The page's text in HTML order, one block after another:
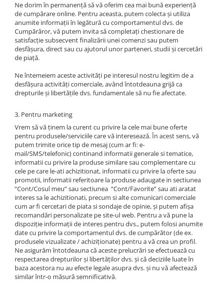
Ne dorim în permanență să vă oferim cea mai bună experiență
de cumpărare online. Pentru aceasta, putem colecta și utiliza
anumite informații în legătură cu comportamentul dvs. de
Cumpărăror, vă putem invita să completați chestionare de
satisfacție subsecvent finalizării unei comenzi sau putem
desfășura, direct sau cu ajutorul unor parteneri, studii și cercetări
de piață.
Ne întemeiem aceste activități pe interesul nostru legitim de a
desfășura activități comerciale, având întotdeauna grijă ca
drepturile și libertățile dvs. fundamentale să nu fie afectate.
3. Pentru marketing
Vrem să vă ținem la curent cu privire la cele mai bune oferte
pentru produsele/serviciile care vă interesează. În acest sens, vă
putem trimite orice tip de mesaj (cum ar fi: e-
mail/SMS/telefonic) continand informatii generale si tematice,
informatii cu privire la produse similare sau complementare cu
cele pe care le-ati achizitionat, informatii cu privire la oferte sau
promotii, informatii referitoare la produse adaugate in sectiunea
“Cont/Cosul meu” sau sectiunea “Cont/Favorite” sau ati aratat
interes sa le achizitionati, precum si alte comunicari comerciale
cum ar fi cercetari de piata si sondaje de opinie, și putem afișa
recomandări personalizate pe site-ul web. Pentru a vă pune la
dispoziție informații de interes pentru dvs., putem folosi anumite
date cu privire la comportamentul dvs. de cumpărător (de ex.
produsele vizualizate / achiziționate) pentru a vă crea un profil.
Ne asigurăm întotdeauna că aceste prelucrări se efectuează cu
respectarea drepturilor și libertăților dvs. și că deciziile luate în
baza acestora nu au efecte legale asupra dvs. și nu vă afectează
similar într-o măsură semnificativă.